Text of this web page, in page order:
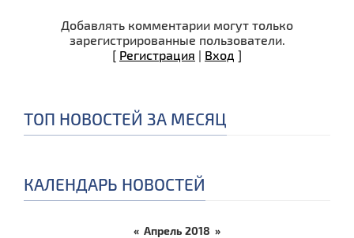
Добавлять комментарии могут только
зарегистрированные пользователи.
[ Регистрация | Вход ]
ТОП НОВОСТЕЙ ЗА МЕСЯЦ
КАЛЕНДАРЬ НОВОСТЕЙ
« Апрель 2018 »